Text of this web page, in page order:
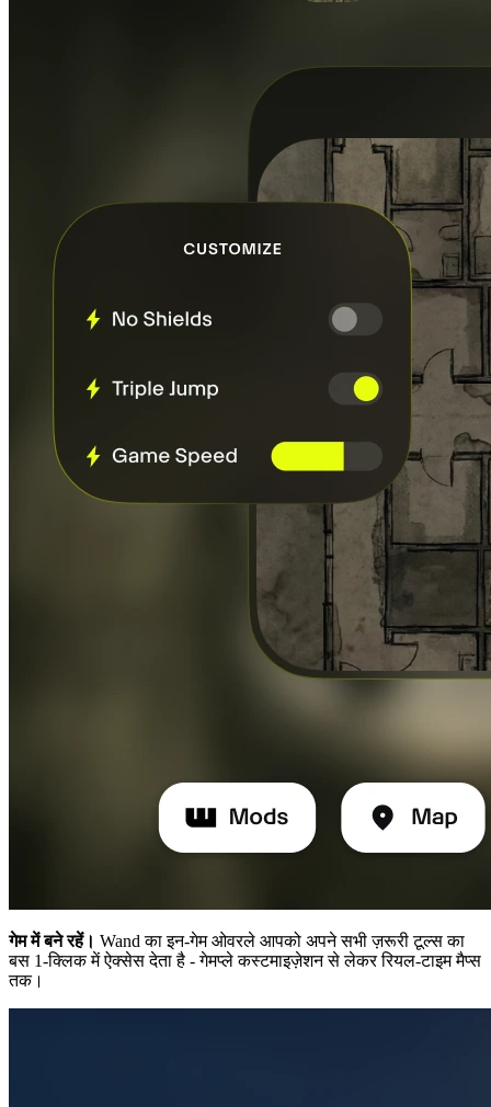
गेम में बने रहें। Wand का इन-गेम ओवरले आपको अपने सभी ज़रूरी टूल्स का
बस 1-क्लिक में ऐक्सेस देता है - गेमप्ले कस्टमाइज़ेशन से लेकर रियल-टाइम मैप्स
तक।